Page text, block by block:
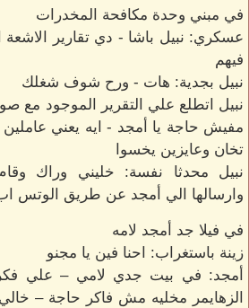
في مبني وحدة مكافحة المخدرات
عسكري: نبيل باشا - دي تقارير
فيهم
نبيل بجدية: هات - ورح شوف شغلك
نبيل اتطلع علي التقرير الموجود مع
مفيش حاجة يا أمجد - ايه يعني عاملين
تخان وعايزين يخسوا
نبيل محدثا نفسة: خليني وراك
وارسالها الي أمجد عن طريق الوتس
في فيلا جد أمجد لامه
زينة باستغراب: احنا فين يا مجنو
أمجد: في بيت جدي لامي – علي
الزهايمر مخليه مش فاكر حاجة –